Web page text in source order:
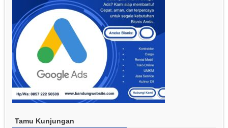
Tamu Kunjungan